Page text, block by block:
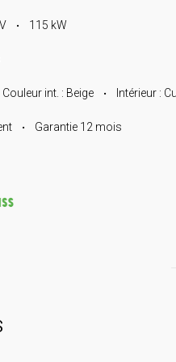
• 115 kW
Couleur int. : Beige • Intérieur :
• Garantie 12 mois